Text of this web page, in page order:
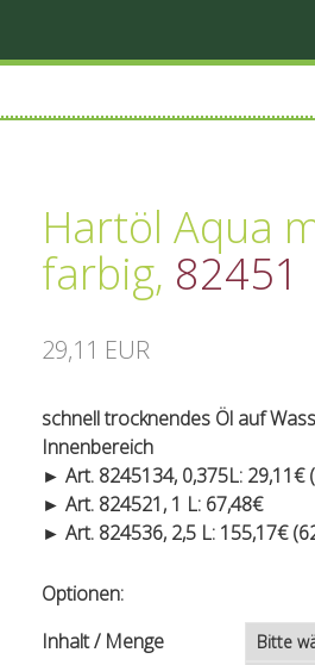
Hartöl Aqua
farbig, 82451
29,11 EUR
schnell trocknendes Öl auf
Innenbereich
► Art. 8245134, 0,375L: 29,11€
► Art. 824521, 1 L: 67,48€
► Art. 824536, 2,5 L: 155,17€
Optionen:
Inhalt / Menge